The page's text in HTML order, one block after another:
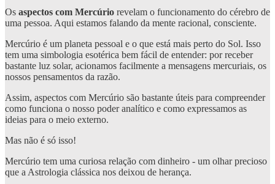
Os aspectos com Mercúrio revelam o funcionamento do cérebro de
uma pessoa. Aqui estamos falando da mente racional, consciente.
Mercúrio é um planeta pessoal e o que está mais perto do Sol. Isso
tem uma simbologia esotérica bem fácil de entender: por receber
bastante luz solar, acionamos facilmente a mensagens mercuriais, os
nossos pensamentos da razão.
Assim, aspectos com Mercúrio são bastante úteis para compreender
como funciona o nosso poder analítico e como expressamos as
ideias para o meio externo.
Mas não é só isso!
Mercúrio tem uma curiosa relação com dinheiro - um olhar precioso
que a Astrologia clássica nos deixou de herança.